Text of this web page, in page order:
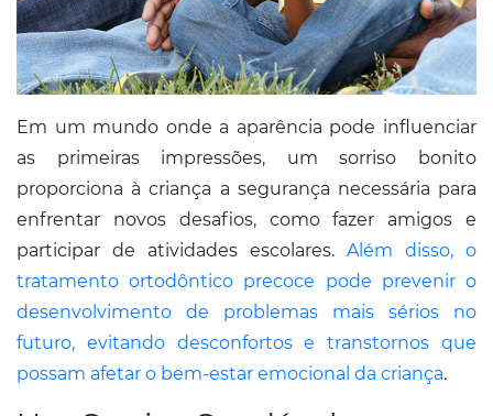
Em um mundo onde a aparência pode influenciar
as primeiras impressões, um sorriso bonito
proporciona à criança a segurança necessária para
enfrentar novos desafios, como fazer amigos e
participar de atividades escolares. Além disso, o
tratamento ortodôntico precoce pode prevenir o
desenvolvimento de problemas mais sérios no
futuro, evitando desconfortos e transtornos que
possam afetar o bem-estar emocional da criança.